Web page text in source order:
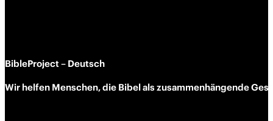
BibleProject – Deutsch
Wir helfen Menschen, die Bibel als zusammen­hängende